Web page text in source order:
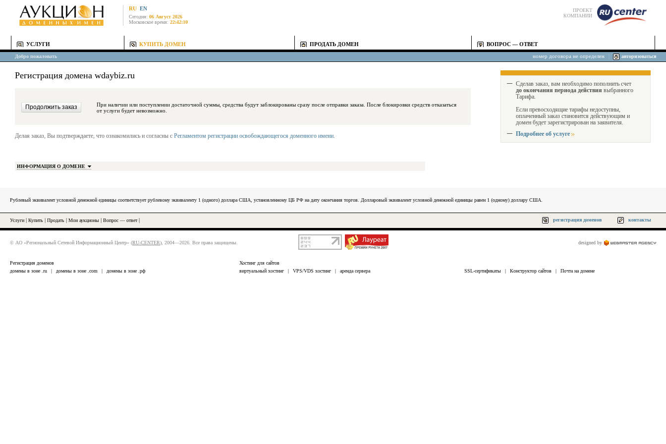
RU EN
Сегодня: 06 Август 2026
Московское время: 22:42:10
ПРОЕКТ
КОМПАНИИ
УСЛУГИ КУПИТЬ ДОМЕН ПРОДАТЬ ДОМЕН ВОПРОС — ОТВЕТ
Добро пожаловать номер договора не определен авторизоваться
Регистрация домена wdaybiz.ru
При наличии или поступлении достаточной суммы, средства будут заблокированы сразу после отправки заказа. После блокировки средств отказаться
от услуги будет невозможно.
Делая заказ, Вы подтверждаете, что ознакомились и согласны с Регламентом регистрации освобождающегося доменного имени.
ИНФОРМАЦИЯ О ДОМЕНЕ
Сделав заказ, вам необходимо пополнить счет
до окончания периода действия выбранного
Тарифа.
Если превосходящие тарифы недоступны,
оплаченный заказ становится действующим и
домен будет зарегистрирован на заявителя.
Подробнее об услуге
Рублевый эквивалент условной денежной единицы соответствует рублевому эквиваленту 1 (одного) доллара США, установленному ЦБ РФ на дату окончания торгов. Долларовый эквивалент условной денежной единицы равен 1 (одному) доллару США.
Услуги Купить Продать Мои аукционы Вопрос — ответ| регистрация доменов контакты
© АО «Региональный Сетевой Информационный Центр» (RU-CENTER), 2004—2026. Все права защищены. designed by
Регистрация доменов
домены в зоне .ru
| домены в зоне .com | домены в зоне .рф
Хостинг для сайтов
виртуальный хостинг
| VPS/VDS хостинг | аренда сервера SSL-сертификаты | Конструктор сайтов | Почта на домене